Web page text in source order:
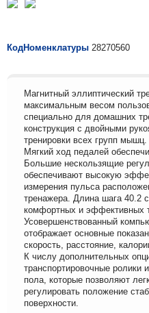
КодНоменклатуры 28270560
Магнитный эллиптический
максимальным весом
специально для домашних
конструкция с двойными
тренировки всех групп мышц.
Мягкий ход педалей
Большие нескользящие
обеспечивают высокую
измерения пульса
тренажера. Длина шага 40.2
комфортных и эффективных
Усовершенствованный
отображает основные
скорость, расстояние,
К числу дополнительных
транспортировочные ролики
пола, которые позволяют
регулировать положение
поверхности.